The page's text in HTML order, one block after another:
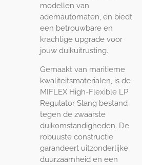
modellen van
ademautomaten, en biedt
een betrouwbare en
krachtige upgrade voor
jouw duikuitrusting.
Gemaakt van maritieme
kwaliteitsmaterialen, is de
MIFLEX High-Flexible LP
Regulator Slang bestand
tegen de zwaarste
duikomstandigheden. De
robuuste constructie
garandeert uitzonderlijke
duurzaamheid en een